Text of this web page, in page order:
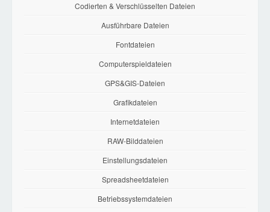
Codierten & Verschlüsselten Dateien
Ausführbare Dateien
Fontdateien
Computerspieldateien
GPS&GIS-Dateien
Grafikdateien
Internetdateien
RAW-Bilddateien
Einstellungsdateien
Spreadsheetdateien
Betriebssystemdateien